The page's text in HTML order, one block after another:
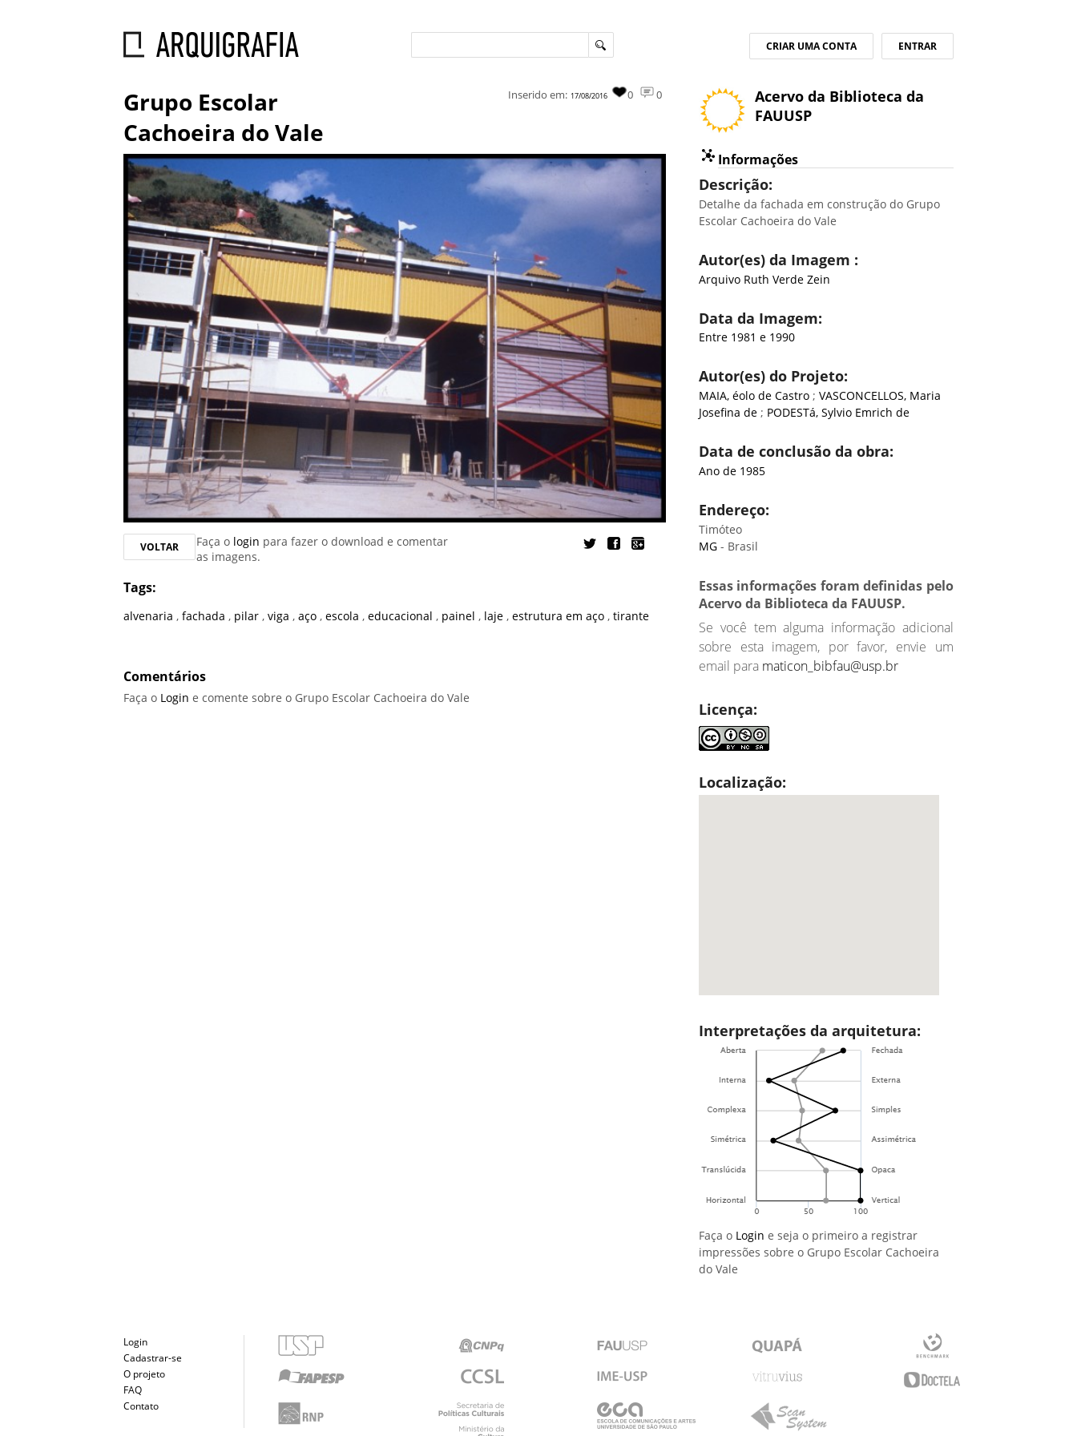
ENTRAR
CRIAR UMA CONTA
Grupo Escolar
Cachoeira do Vale
0
0
Inserido em: 17/08/2016
VOLTAR Faça o login para fazer o download e comentar
as imagens.
Tags:
alvenaria,fachada, pilar,viga,aço,escola,educacional, painel, laje,estrutura em aço,tirante
Comentários
Faça o Login e comente sobre o Grupo Escolar Cachoeira do Vale
Acervo da Biblioteca da
FAUUSP
Informações
Descrição:
Detalhe da fachada em construção do Grupo
Escolar Cachoeira do Vale
Autor(es) da Imagem :
Arquivo Ruth Verde Zein
Data da Imagem:
Entre 1981 e 1990
Autor(es) do Projeto:
MAIA, éolo de Castro;VASCONCELLOS, Maria
Josefina de; PODESTá, Sylvio Emrich de
Data de conclusão da obra:
Ano de 1985
Endereço:
Timóteo
MG - Brasil
Essas informações foram definidas pelo
Acervo da Biblioteca da FAUUSP.
Se você tem alguma informação adicional
sobre esta imagem, por favor, envie um
email para maticon_bibfau@usp.br
Licença:
Localização:
Interpretações da arquitetura:
Faça o Login e seja o primeiro a registrar
impressões sobre o Grupo Escolar Cachoeira
do Vale
Login
Cadastrar-se
O projeto
FAQ
Contato